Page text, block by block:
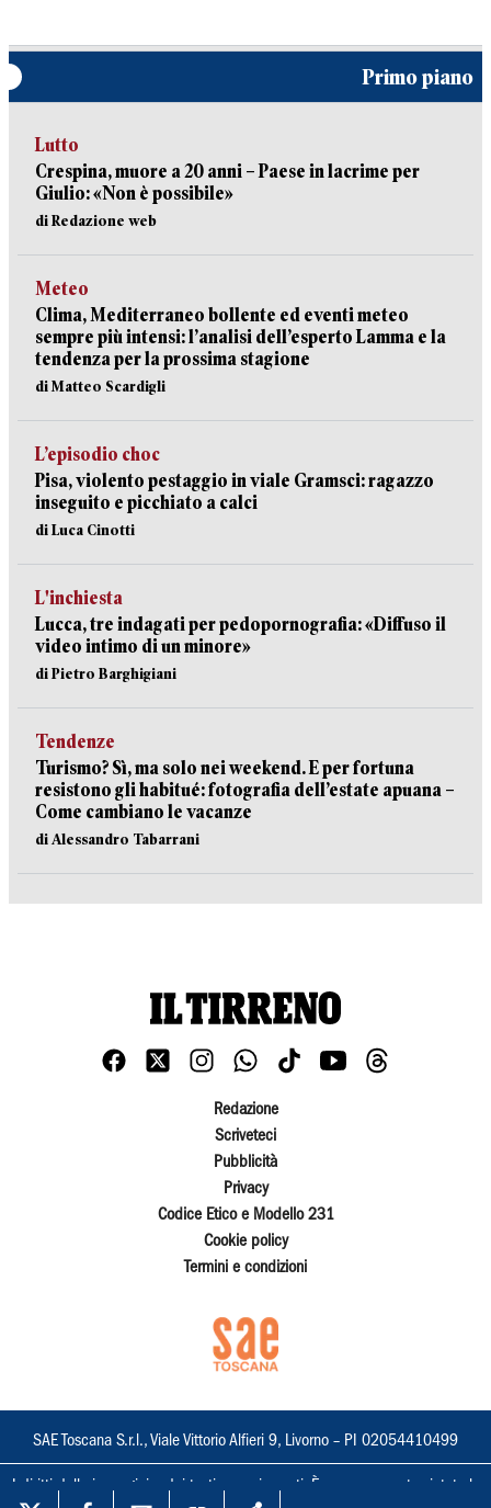
Primo piano
Lutto
Crespina, muore a 20 anni – Paese in lacrime per
Giulio: «Non è possibile»
di Redazione web
Meteo
Clima, Mediterraneo bollente ed eventi meteo
sempre più intensi: l’analisi dell’esperto Lamma e la
tendenza per la prossima stagione
di Matteo Scardigli
L’episodio choc
Pisa, violento pestaggio in viale Gramsci: ragazzo
inseguito e picchiato a calci
di Luca Cinotti
L'inchiesta
Lucca, tre indagati per pedopornografia: «Diffuso il
video intimo di un minore»
di Pietro Barghigiani
Tendenze
Turismo? Sì, ma solo nei weekend. E per fortuna
resistono gli habitué: fotografia dell’estate apuana –
Come cambiano le vacanze
di Alessandro Tabarrani
Redazione
Scriveteci
Pubblicità
Privacy
Codice Etico e Modello 231
Cookie policy
Termini e condizioni
SAE Toscana S.r.l., Viale Vittorio Alfieri 9, Livorno – PI 02054410499
I diritti delle immagini e dei testi sono riservati. È espressamente vietata la